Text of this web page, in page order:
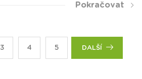
Pokračovat
3 4 5 DALŠÍ